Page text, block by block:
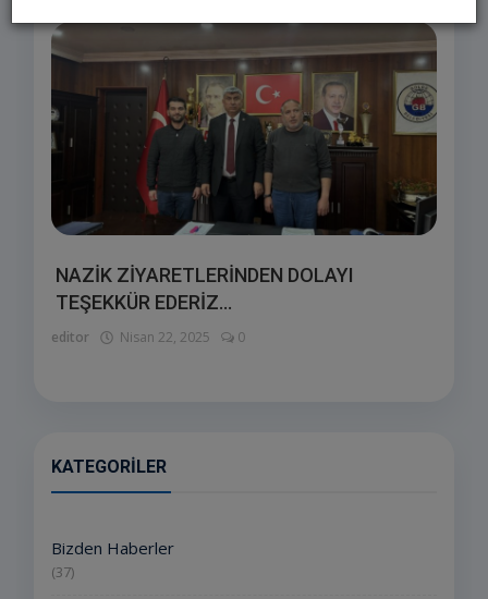
NAZİK ZİYARETLERİNDEN DOLAYI
TEŞEKKÜR EDERİZ...
editor Nisan 22, 2025 0
KATEGORILER
Bizden Haberler
(37)